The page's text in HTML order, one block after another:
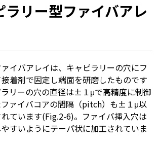
リー型ファイバアレ
イバアレイは、キャピラリーの穴にフ
着剤で固定し端面を研磨したものです
リーの穴の直径は±１μで高精度に制御
ファイバコアの間隔（pitch）も±１μ以
ています(Fig.2-6)。ファイバ挿入穴は
すいようにテーパ状に加工されていま